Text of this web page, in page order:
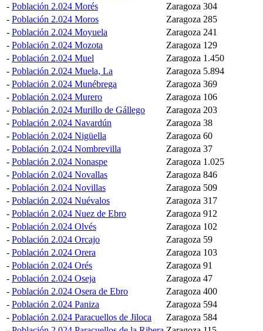
- Población 2.024 Morés Zaragoza 304
- Población 2.024 Moros Zaragoza 285
- Población 2.024 Moyuela Zaragoza 241
- Población 2.024 Mozota Zaragoza 129
- Población 2.024 Muel Zaragoza 1.450
- Población 2.024 Muela, La Zaragoza 5.894
- Población 2.024 Munébrega Zaragoza 369
- Población 2.024 Murero Zaragoza 106
- Población 2.024 Murillo de Gállego Zaragoza 203
- Población 2.024 Navardún Zaragoza 38
- Población 2.024 Nigüella Zaragoza 60
- Población 2.024 Nombrevilla Zaragoza 37
- Población 2.024 Nonaspe Zaragoza 1.025
- Población 2.024 Novallas Zaragoza 846
- Población 2.024 Novillas Zaragoza 509
- Población 2.024 Nuévalos Zaragoza 317
- Población 2.024 Nuez de Ebro Zaragoza 912
- Población 2.024 Olvés Zaragoza 102
- Población 2.024 Orcajo Zaragoza 59
- Población 2.024 Orera Zaragoza 103
- Población 2.024 Orés Zaragoza 91
- Población 2.024 Oseja Zaragoza 47
- Población 2.024 Osera de Ebro Zaragoza 400
- Población 2.024 Paniza Zaragoza 594
- Población 2.024 Paracuellos de Jiloca Zaragoza 584